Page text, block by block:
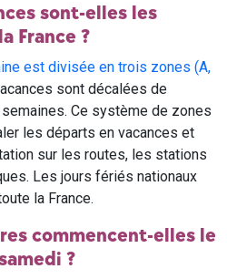
sont-elles les
France ?
est divisée en trois zones (A,
sont décalées de
Ce système de zones
les départs en vacances et
sur les routes, les stations
Les jours fériés nationaux
la France.
commencent-elles le
?